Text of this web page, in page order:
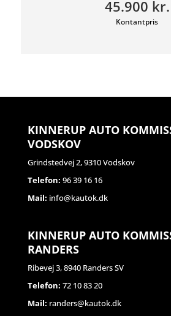
45.900 kr.
Kontantpris
KINNERUP AUTO
VODSKOV
Grindstedvej 2, 9310 Vodskov
Telefon: 96 39 16 16
Mail: info@kautok.dk
KINNERUP AUTO
RANDERS
Ribevej 3, 8940 Randers SV
Telefon: 72 10 83 20
Mail: randers@kautok.dk